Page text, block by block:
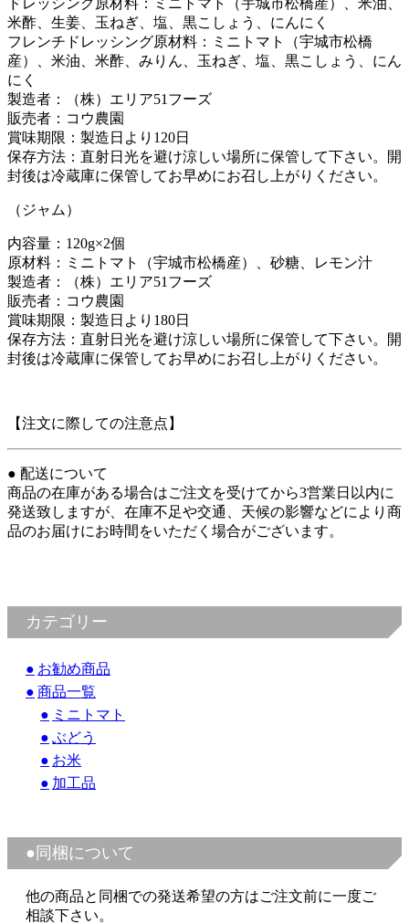
米酢、生姜、玉ねぎ、塩、黒こしょう、にんにく
フレンチドレッシング原材料：ミニトマト（宇城市松橋
産）、米油、米酢、みりん、玉ねぎ、塩、黒こしょう、にん
にく
製造者：（株）エリア51フーズ
販売者：コウ農園
賞味期限：製造日より120日
保存方法：直射日光を避け涼しい場所に保管して下さい。開
封後は冷蔵庫に保管してお早めにお召し上がりください。
（ジャム）
内容量：120g×2個
原材料：ミニトマト（宇城市松橋産）、砂糖、レモン汁
製造者：（株）エリア51フーズ
販売者：コウ農園
賞味期限：製造日より180日
保存方法：直射日光を避け涼しい場所に保管して下さい。開
封後は冷蔵庫に保管してお早めにお召し上がりください。
【注文に際しての注意点】
● 配送について
商品の在庫がある場合はご注文を受けてから3営業日以内に
発送致しますが、在庫不足や交通、天候の影響などにより商
品のお届けにお時間をいただく場合がございます。
カテゴリー
お勧め商品
商品一覧
ミニトマト
ぶどう
お米
加工品
●同梱について
他の商品と同梱での発送希望の方はご注文前に一度ご
相談下さい。